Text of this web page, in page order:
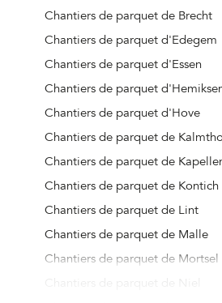
Chantiers de parquet de Brecht
Chantiers de parquet d'Edegem
Chantiers de parquet d'Essen
Chantiers de parquet
Chantiers de parquet d'Hove
Chantiers de parquet de
Chantiers de parquet de
Chantiers de parquet de Kontich
Chantiers de parquet de Lint
Chantiers de parquet de Malle
Chantiers de parquet de Mortsel